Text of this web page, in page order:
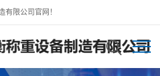
有限公司官网！